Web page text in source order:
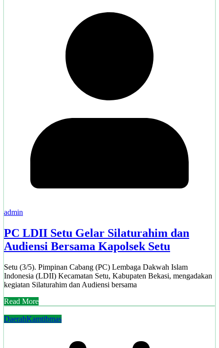
admin
PC LDII Setu Gelar Silaturahim dan
Audiensi Bersama Kapolsek Setu
Setu (3/5). Pimpinan Cabang (PC) Lembaga Dakwah Islam
Indonesia (LDII) Kecamatan Setu, Kabupaten Bekasi, mengadakan
kegiatan Silaturahim dan Audiensi bersama
Read More
DaerahKamtibmas